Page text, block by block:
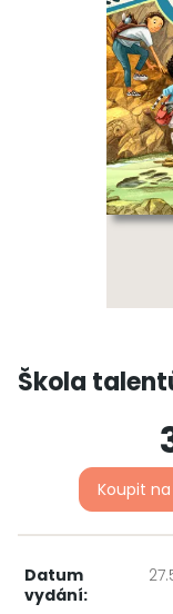
Škola
Koupit
Datum
vydání: